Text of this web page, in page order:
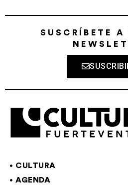
SUSCRÍBETE A
CULTURA
AGENDA